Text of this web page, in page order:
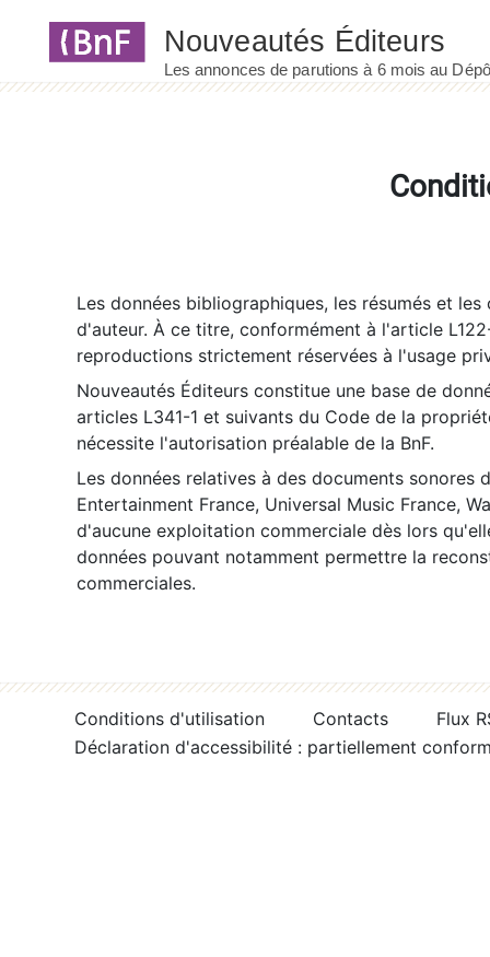
Les données bibliographiques, les résumés et
d'auteur. À ce titre, conformément à l'article
reproductions strictement réservées à l'usage
Nouveautés Éditeurs constitue une base de
articles L341-1 et suivants du Code de la
nécessite l'autorisation préalable de la BnF.
Les données relatives à des documents sonores
Entertainment France, Universal Music France,
d'aucune exploitation commerciale dès lors
données pouvant notamment permettre la
commerciales.
Conditions d'utilisation Contacts
Flux
Déclaration d'accessibilité : partiellement